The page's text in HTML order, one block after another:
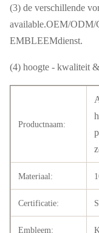
(3) de verschillende
available.OEM/ODM/
EMBLEEMdienst.
(4) hoogte - kwaliteit
Productnaam:
Materiaal:
Certificatie:
Embleem: